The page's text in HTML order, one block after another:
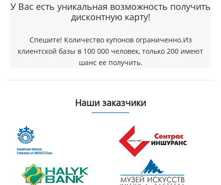
У Вас есть уникальная возможность получить
дисконтную карту!
Спешите! Количество купонов ограниченно.Из
клиентской базы в 100 000 человек, только 200 имеют
шанс ее получить.
Наши заказчики